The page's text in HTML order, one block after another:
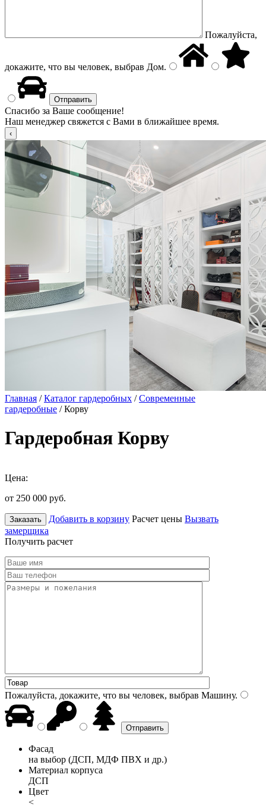
Пожалуйста,
докажите, что вы человек, выбрав Дом.
Спасибо за Ваше сообщение!
Наш менеджер свяжется с Вами в ближайшее время.
Главная /Каталог гардеробных /Современные
гардеробные / Корву
Гардеробная Корву
Цена:
от 250 000 руб.
Заказать Добавить в корзину Расчет цены Вызвать
замерщика
Получить расчет
Пожалуйста, докажите, что вы человек, выбрав Машину.
Фасад
на выбор (ДСП, МДФ ПВХ и др.)
Материал корпуса
ДСП
Цвет
<